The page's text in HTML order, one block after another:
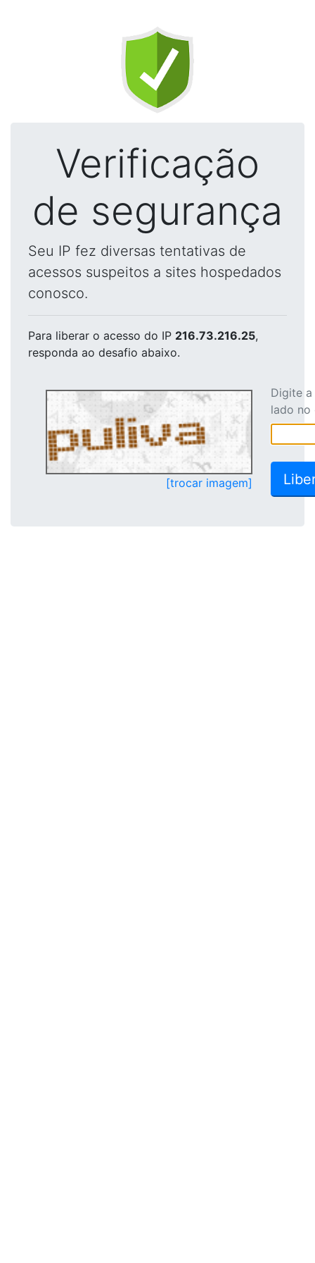
Verificação
de segurança
Seu IP fez diversas tentativas de
acessos suspeitos a sites hospedados
conosco.
Para liberar o acesso do IP 216.73.216.25,
responda ao desafio abaixo.
[trocar imagem]
Digite
lado no